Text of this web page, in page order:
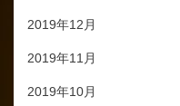
2019年12月
2019年11月
2019年10月